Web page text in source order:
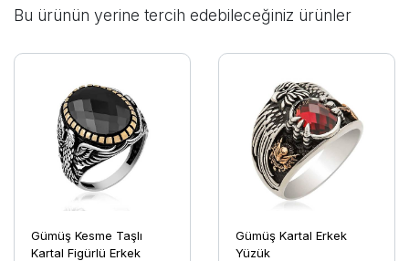
Bu ürünün yerine tercih edebileceğiniz ürünler
Gümüş Kesme Taşlı
Kartal Figürlü Erkek
Gümüş Kartal Erkek
Yüzük